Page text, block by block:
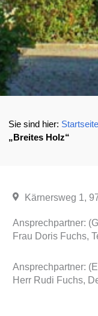
Startseite
„Breites Holz“
Kärnersweg 1,
Ansprechpartner:
Frau Doris Fuchs,
Ansprechpartner:
Herr Rudi Fuchs,